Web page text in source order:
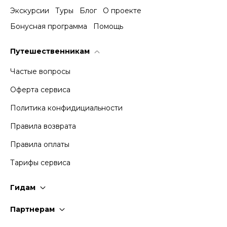
Экскурсии Туры Блог
О проекте
Бонусная программа
Помощь
Путешественникам
Частые вопросы
Оферта сервиса
Политика конфидициальности
Правила возврата
Правила оплаты
Тарифы сервиса
Гидам
Партнерам